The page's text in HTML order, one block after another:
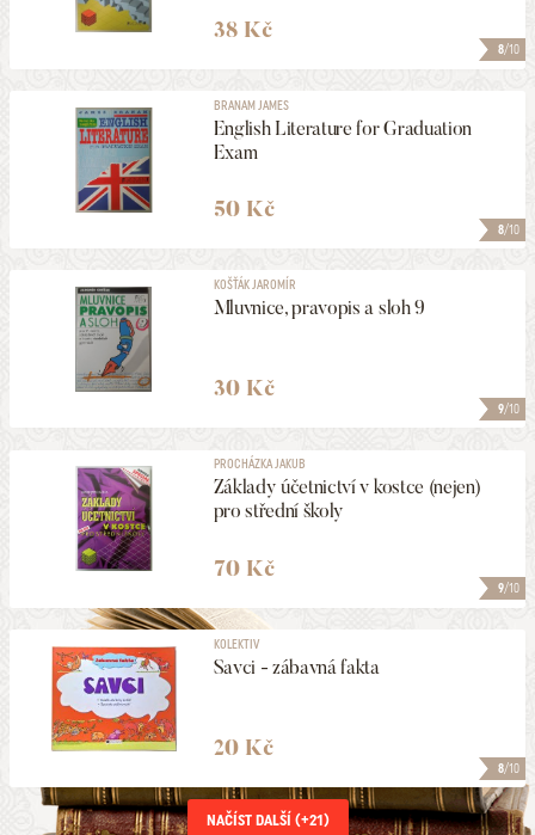
8/10
38 Kč
8/10
BRANAM JAMES
English Literature for Graduation
Exam
50 Kč
9/10
KOŠŤÁK JAROMÍR
Mluvnice, pravopis a sloh 9
30 Kč
9/10
PROCHÁZKA JAKUB
Základy účetnictví v kostce (nejen)
pro střední školy
70 Kč
8/10
KOLEKTIV
Savci - zábavná fakta
20 Kč
NAČÍST DALŠÍ (+21)